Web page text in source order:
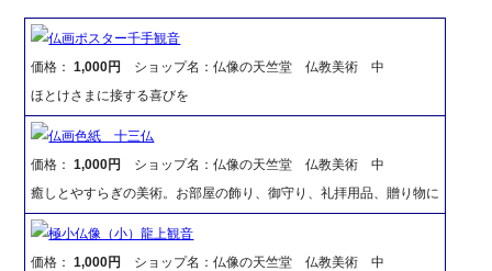
仏画ポスター千手観音
価格：1,000円
ショップ名：仏像の天竺堂 仏教美術 中
ほとけさまに接する喜びを
仏画色紙 十三仏
価格：1,000円
ショップ名：仏像の天竺堂 仏教美術 中
癒しとやすらぎの美術。お部屋の飾り、御守り、礼拝用品、贈り物に
極小仏像（小）龍上観音
価格：1,000円
ショップ名：仏像の天竺堂 仏教美術 中